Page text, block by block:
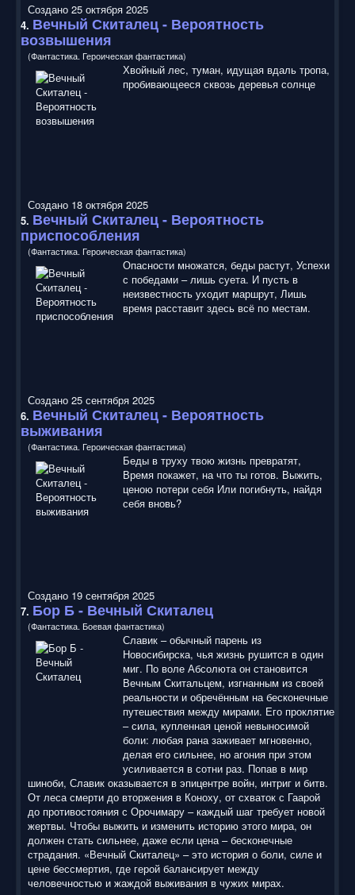
Создано 25 октября 2025
4. Вечный Скиталец- Вероятность
возвышения
(Фантастика. Героическая фантастика)
Хвойный лес, туман, идущая вдаль тропа,
пробивающееся сквозь деревья солнце
Создано 18 октября 2025
5. Вечный Скиталец- Вероятность
приспособления
(Фантастика. Героическая фантастика)
Опасности множатся, беды растут, Успехи
с победами – лишь суета. И пусть в
неизвестность уходит маршрут, Лишь
время расставит здесь всё по местам.
Создано 25 сентября 2025
6. Вечный Скиталец- Вероятность
выживания
(Фантастика. Героическая фантастика)
Беды в труху твою жизнь превратят,
Время покажет, на что ты готов. Выжить,
ценою потери себя Или погибнуть, найдя
себя вновь?
Создано 19 сентября 2025
7. Бор Б - Вечный Скиталец
(Фантастика. Боевая фантастика)
Славик – обычный парень из
Новосибирска, чья жизнь рушится в один
миг. По воле Абсолюта он становится
Вечным Скитальцем, изгнанным из своей
реальности и обречённым на бесконечные
путешествия между мирами. Его проклятие
– сила, купленная ценой невыносимой
боли: любая рана заживает мгновенно,
делая его сильнее, но агония при этом
усиливается в сотни раз. Попав в мир
шиноби, Славик оказывается в эпицентре войн, интриг и битв.
От леса смерти до вторжения в Коноху, от схваток с Гаарой
до противостояния с Орочимару – каждый шаг требует новой
жертвы. Чтобы выжить и изменить историю этого мира, он
должен стать сильнее, даже если цена – бесконечные
страдания. «Вечный Скиталец» – это история о боли, силе и
цене бессмертия, где герой балансирует между
человечностью и жаждой выживания в чужих мирах.